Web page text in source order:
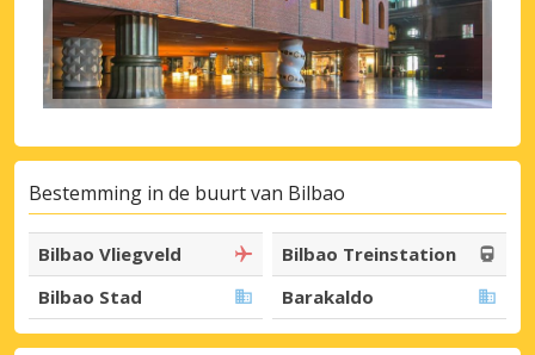
Bestemming in de buurt van Bilbao
Bilbao Vliegveld
Bilbao Treinstation
Bilbao Stad
Barakaldo